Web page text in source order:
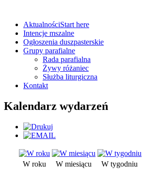
AktualnościStart here
Intencje mszalne
Ogłoszenia duszpasterskie
Grupy parafialne
Rada parafialna
Żywy różaniec
Służba liturgiczna
Kontakt
Kalendarz wydarzeń
W roku W miesiącu W tygodniu